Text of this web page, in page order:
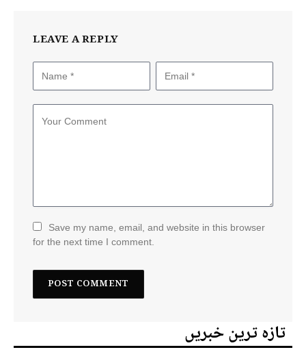
LEAVE A REPLY
Save my name, email, and website in this browser
for the next time I comment.
تازہ ترین خبریں